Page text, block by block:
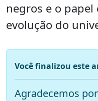
negros e o papel
evolução do
Você finalizou este
Agradecemos